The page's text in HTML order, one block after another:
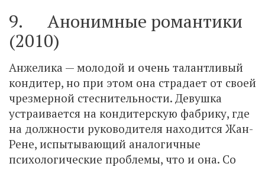
9. Анонимные романтики
(2010)
Анжелика — молодой и очень талантливый
кондитер, но при этом она страдает от своей
чрезмерной стеснительности. Девушка
устраивается на кондитерскую фабрику, где
на должности руководителя находится Жан-
Рене, испытывающий аналогичные
психологические проблемы, что и она. Со